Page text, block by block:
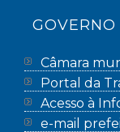
Câmara
Portal da
Acesso à
e-mail